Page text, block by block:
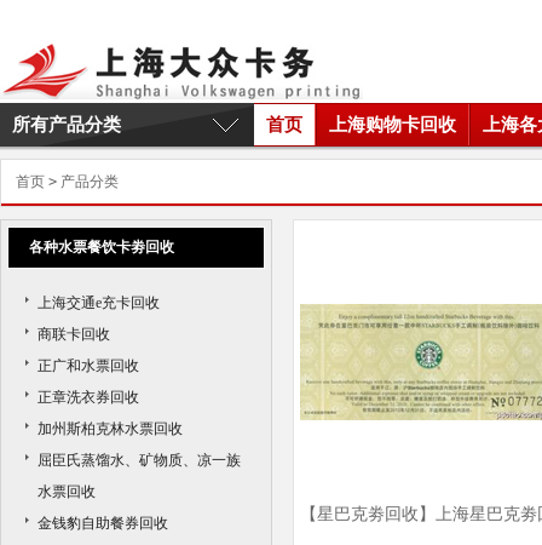
首页 上海购物卡回收 上海
所有产品分类
首页 > 产品分类
各种水票餐饮卡劵回收
上海交通e充卡回收
商联卡回收
正广和水票回收
正章洗衣券回收
加州斯柏克林水票回收
屈臣氏蒸馏水、矿物质、凉一族
水票回收
金钱豹自助餐券回收
【星巴克劵回收】上海星巴克劵